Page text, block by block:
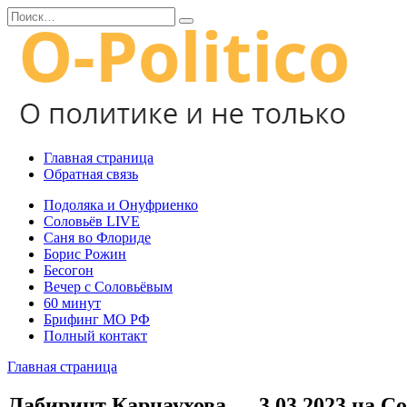
Перейти
к
содержанию
Search
for:
Главная страница
Обратная связь
Подоляка и Онуфриенко
Соловьёв LIVE
Саня во Флориде
Борис Рожин
Бесогон
Вечер с Соловьёвым
60 минут
Брифинг МО РФ
Полный контакт
Главная страница